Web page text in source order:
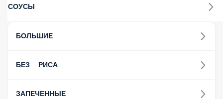
СОУСЫ
БОЛЬШИЕ
БЕЗ РИСА
ЗАПЕЧЕННЫЕ